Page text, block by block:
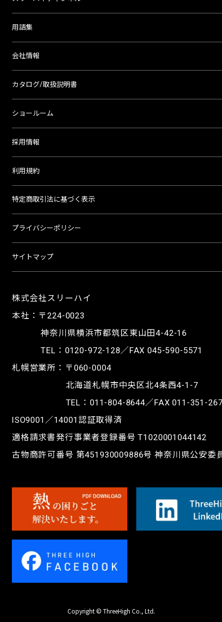
株式会社スリーハイ
本社：〒224-0023
神奈川県横浜市都筑区東山田4-42-16
TEL： 0120-972-128／FAX 045-590-5571
札幌営業所：〒060-0004
北海道札幌市中央区北4条西4-1-7
TEL： 011-804-8644／FAX 011-351-
ISO9001／14001認証取得済
適格請求書発行事業者登録番号 T1020001044142
古物商許可番号 第451930009886号 神奈川県公安委
用語集
会社情報
カタログ/取扱説明書
ショールーム
採用情報
利用規約
特定商取引法に基づく表示
プライバシーポリシー
サイトマップ
Copyright © ThreeHigh Co., Ltd.